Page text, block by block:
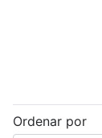
Ordenar por